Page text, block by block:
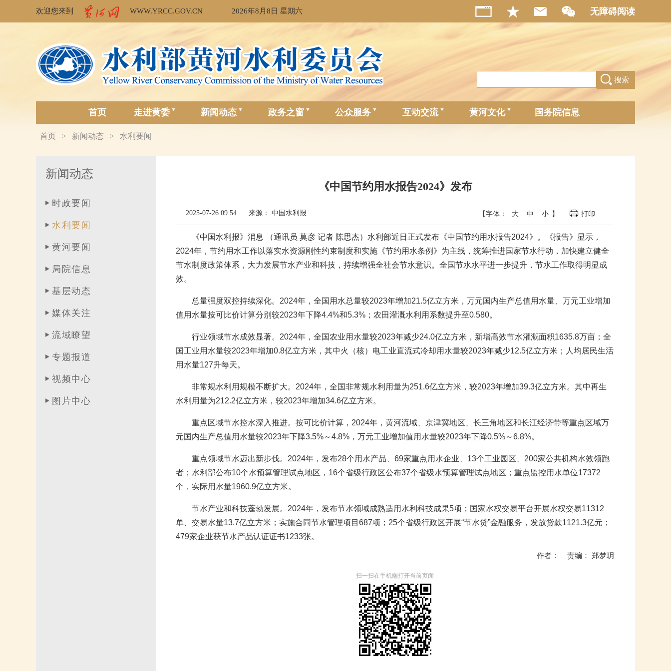
欢迎您来到 WWW.YRCC.GOV.CN 2026年8月8日 星期六 无障碍阅读
搜索
首页 走进黄委 新闻动态 政务之窗 公众服务 互动交流 黄河文化 国务院信息
首页 > 新闻动态 > 水利要闻
新闻动态
时政要闻
水利要闻
黄河要闻
局院信息
基层动态
媒体关注
流域瞭望
专题报道
视频中心
图片中心
《中国节约用水报告2024》发布
【字体： 大 中 小 】 打印
2025-07-26 09:54 来源： 中国水利报
《中国水利报》消息 （通讯员 莫彦 记者 陈思杰）水利部近日正式发布《中国节约用水报告2024》。《报告》显示，
2024年，节约用水工作以落实水资源刚性约束制度和实施《节约用水条例》为主线，统筹推进国家节水行动，加快建立健全
节水制度政策体系，大力发展节水产业和科技，持续增强全社会节水意识。全国节水水平进一步提升，节水工作取得明显成
效。
总量强度双控持续深化。2024年，全国用水总量较2023年增加21.5亿立方米，万元国内生产总值用水量、万元工业增加
值用水量按可比价计算分别较2023年下降4.4%和5.3%；农田灌溉水利用系数提升至0.580。
行业领域节水成效显著。2024年，全国农业用水量较2023年减少24.0亿立方米，新增高效节水灌溉面积1635.8万亩；全
国工业用水量较2023年增加0.8亿立方米，其中火（核）电工业直流式冷却用水量较2023年减少12.5亿立方米；人均居民生活
用水量127升每天。
非常规水利用规模不断扩大。2024年，全国非常规水利用量为251.6亿立方米，较2023年增加39.3亿立方米。其中再生
水利用量为212.2亿立方米，较2023年增加34.6亿立方米。
重点区域节水控水深入推进。按可比价计算，2024年，黄河流域、京津冀地区、长三角地区和长江经济带等重点区域万
元国内生产总值用水量较2023年下降3.5%～4.8%，万元工业增加值用水量较2023年下降0.5%～6.8%。
重点领域节水迈出新步伐。2024年，发布28个用水产品、69家重点用水企业、13个工业园区、200家公共机构水效领跑
者；水利部公布10个水预算管理试点地区，16个省级行政区公布37个省级水预算管理试点地区；重点监控用水单位17372
个，实际用水量1960.9亿立方米。
节水产业和科技蓬勃发展。2024年，发布节水领域成熟适用水利科技成果5项；国家水权交易平台开展水权交易11312
单、交易水量13.7亿立方米；实施合同节水管理项目687项；25个省级行政区开展“节水贷”金融服务，发放贷款1121.3亿元；
479家企业获节水产品认证证书1233张。
作者： 责编： 郑梦玥
扫一扫在手机端打开当前页面